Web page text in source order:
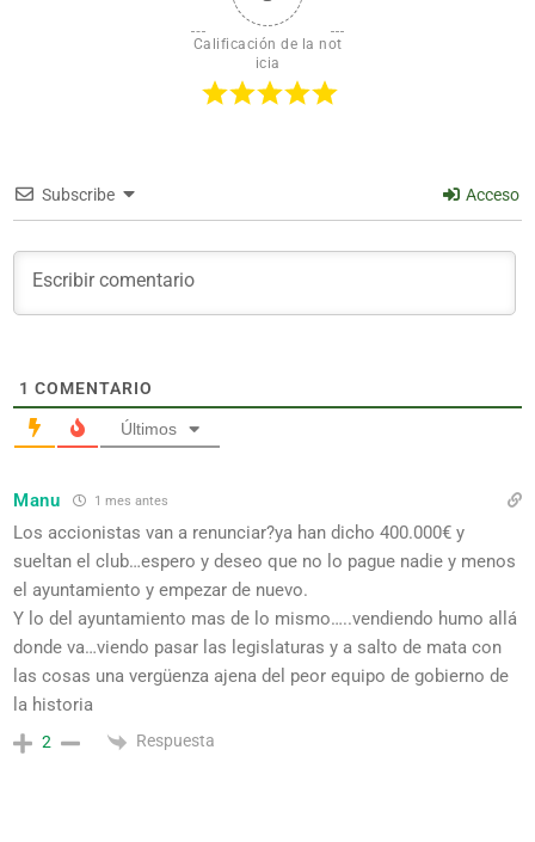
Calificación de la not
icia
Subscribe Acceso
1 COMENTARIO
Últimos
Manu 1 mes antes
Los accionistas van a renunciar?ya han dicho 400.000€ y
sueltan el club…espero y deseo que no lo pague nadie y menos
el ayuntamiento y empezar de nuevo.
Y lo del ayuntamiento mas de lo mismo…..vendiendo humo allá
donde va…viendo pasar las legislaturas y a salto de mata con
las cosas una vergüenza ajena del peor equipo de gobierno de
la historia
2 Respuesta